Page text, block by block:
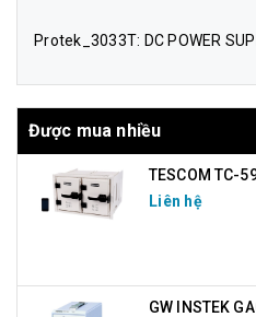
Protek_3033T: DC POWER
Được mua nhiều
TESCOM TC-
Liên hệ
GW INSTEK